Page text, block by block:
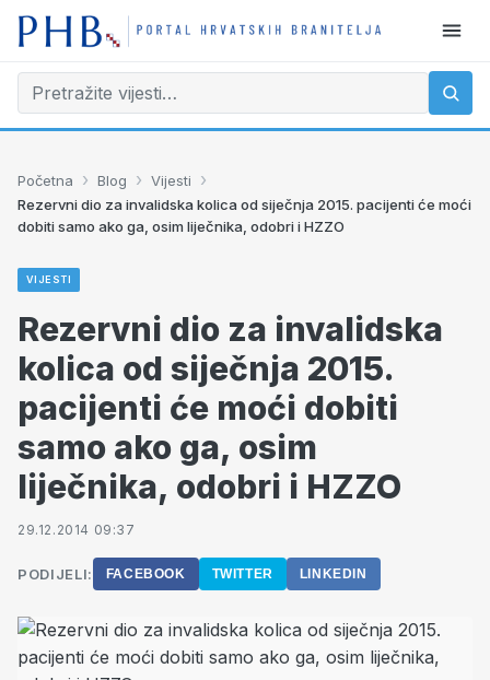
Početna › Blog › Vijesti ›
Rezervni dio za invalidska kolica od siječnja 2015. pacijenti će moći
dobiti samo ako ga, osim liječnika, odobri i HZZO
VIJESTI
Rezervni dio za invalidska
kolica od siječnja 2015.
pacijenti će moći dobiti
samo ako ga, osim
liječnika, odobri i HZZO
29.12.2014 09:37
PODIJELI: FACEBOOK TWITTER LINKEDIN